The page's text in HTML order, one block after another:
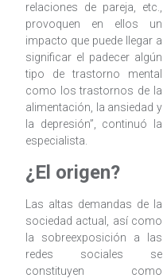
relaciones de pareja, etc.,
provoquen en ellos un
impacto que puede llegar a
significar el padecer algún
tipo de trastorno mental
como los trastornos de la
alimentación, la ansiedad y
la depresión”, continuó la
especialista.
¿El origen?
Las altas demandas de la
sociedad actual, así como
la sobreexposición a las
redes sociales se
constituyen como